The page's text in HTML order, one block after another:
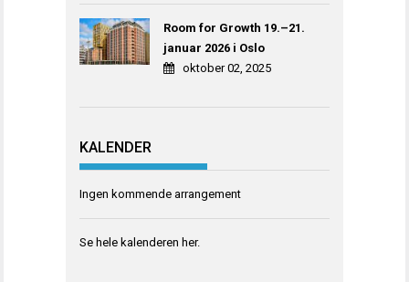
Room for Growth 19.–21.
januar 2026 i Oslo
oktober 02, 2025
KALENDER
Ingen kommende arrangement
Se hele kalenderen her.